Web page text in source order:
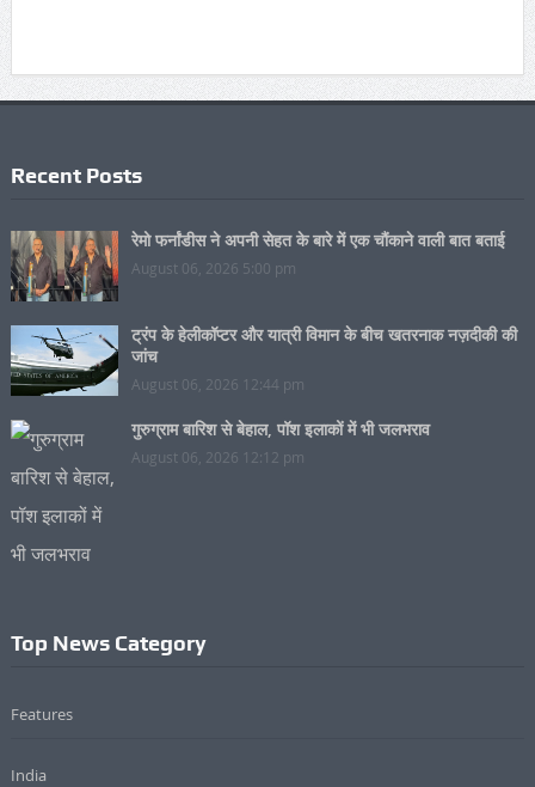
Recent Posts
रेमो फर्नांडीस ने अपनी सेहत के बारे में एक चौंकाने वाली बात बताई
August 06, 2026 5:00 pm
ट्रंप के हेलीकॉप्टर और यात्री विमान के बीच खतरनाक नज़दीकी की
जांच
August 06, 2026 12:44 pm
गुरुग्राम बारिश से बेहाल, पॉश इलाकों में भी जलभराव
August 06, 2026 12:12 pm
Top News Category
Features
India